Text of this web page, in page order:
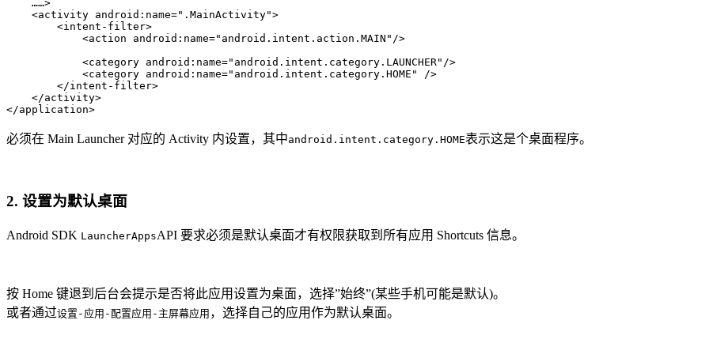
    ……>
    <activity android:name=".MainActivity">
        <intent-filter>
            <action android:name="android.intent.action.MAIN"/>
            <category android:name="android.intent.category.LAUNCHER"/>
            <category android:name="android.intent.category.HOME" />
        </intent-filter>
    </activity>
必须在 Main Launcher 对应的 Activity 内设置，其中android.intent.category.HOME表示这是个桌面程序。
2. 设置为默认桌面
Android SDK LauncherAppsAPI 要求必须是默认桌面才有权限获取到所有应用 Shortcuts 信息。
按 Home 键退到后台会提示是否将此应用设置为桌面，选择”始终”(某些手机可能是默认)。
或者通过设置-应用-配置应用-主屏幕应用 ，选择自己的应用作为默认桌面。